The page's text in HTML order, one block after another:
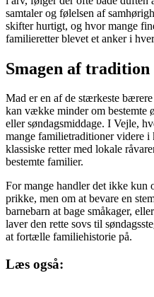
samtaler og følelsen af
skifter hurtigt, og hvor mange
familieretter blevet et anker i
Smagen af tradition
Mad er en af de stærkeste
kan vække minder om bestemte
eller søndagsmiddage. I Vejle,
mange familietraditioner videre
klassiske retter med lokale
bestemte familier.
For mange handler det ikke
prikke, men om at bevare en
barnebarn at bage småkager,
laver den rette sovs til
at fortælle familiehistorie på.
Læs også: